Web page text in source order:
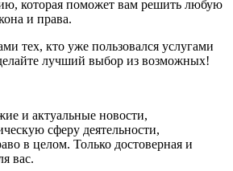
которая поможет вам решить любую
и права.
тех, кто уже пользовался услугами
лучший выбор из возможных!
и актуальные новости,
сферу деятельности,
в целом. Только достоверная и
вас.